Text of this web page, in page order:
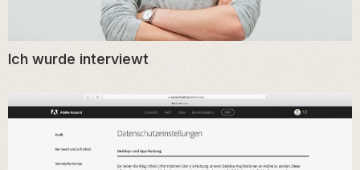
Ich wurde interviewt